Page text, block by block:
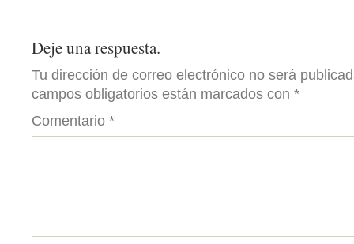
Deje una respuesta.
Tu dirección de correo electrónico no será
campos obligatorios están marcados con *
Comentario *